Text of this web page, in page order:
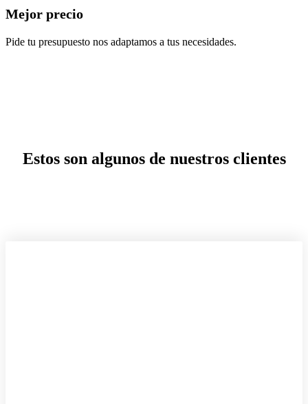
Mejor precio
Pide tu presupuesto nos adaptamos a tus necesidades.
Estos son algunos de nuestros clientes